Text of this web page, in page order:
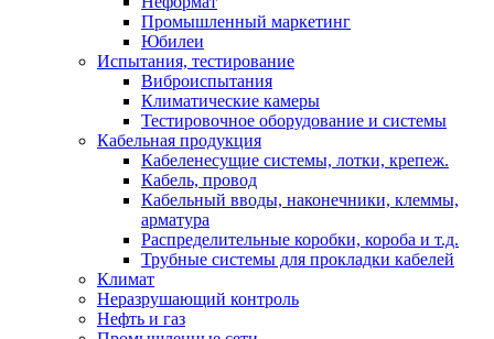
Промышленный маркетинг
Юбилеи
Испытания, тестирование
Виброиспытания
Климатические камеры
Тестировочное оборудование и системы
Кабельная продукция
Кабеленесущие системы, лотки, крепеж.
Кабель, провод
Кабельный вводы, наконечники, клеммы,
арматура
Распределительные коробки, короба и т.д.
Трубные системы для прокладки кабелей
Климат
Неразрушающий контроль
Нефть и газ